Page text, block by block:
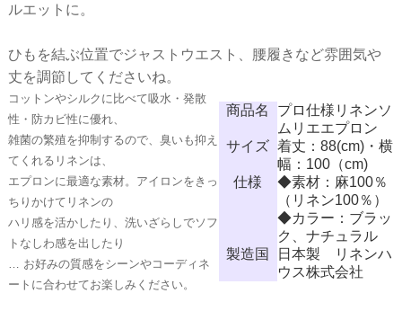
ルエットに。
ひもを結ぶ位置でジャストウエスト、腰履きなど雰囲気や
丈を調節してくださいね。
コットンやシルクに比べて吸水・発散
性・防カビ性に優れ、
雑菌の繁殖を抑制するので、臭いも抑え
てくれるリネンは、
エプロンに最適な素材。アイロンをきっ
ちりかけてリネンの
ハリ感を活かしたり、洗いざらしでソフ
トなしわ感を出したり
… お好みの質感をシーンやコーディネ
ートに合わせてお楽しみください。
商品名
プロ仕様リネンソ
ムリエエプロン
サイズ 着丈：88(cm)・横
幅：100（cm)
仕様
◆素材：麻100％
（リネン100％）
◆カラー：ブラッ
ク、ナチュラル
製造国
日本製 リネンハ
ウス株式会社